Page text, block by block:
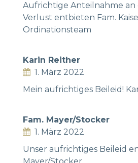
Aufrichtige Anteilnahme an
Verlust entbieten Fam.
Ordinationsteam
Karin Reither
1. März 2022
Mein aufrichtiges Beileid!
Fam. Mayer/Stocker
1. März 2022
Unser aufrichtiges Beileid